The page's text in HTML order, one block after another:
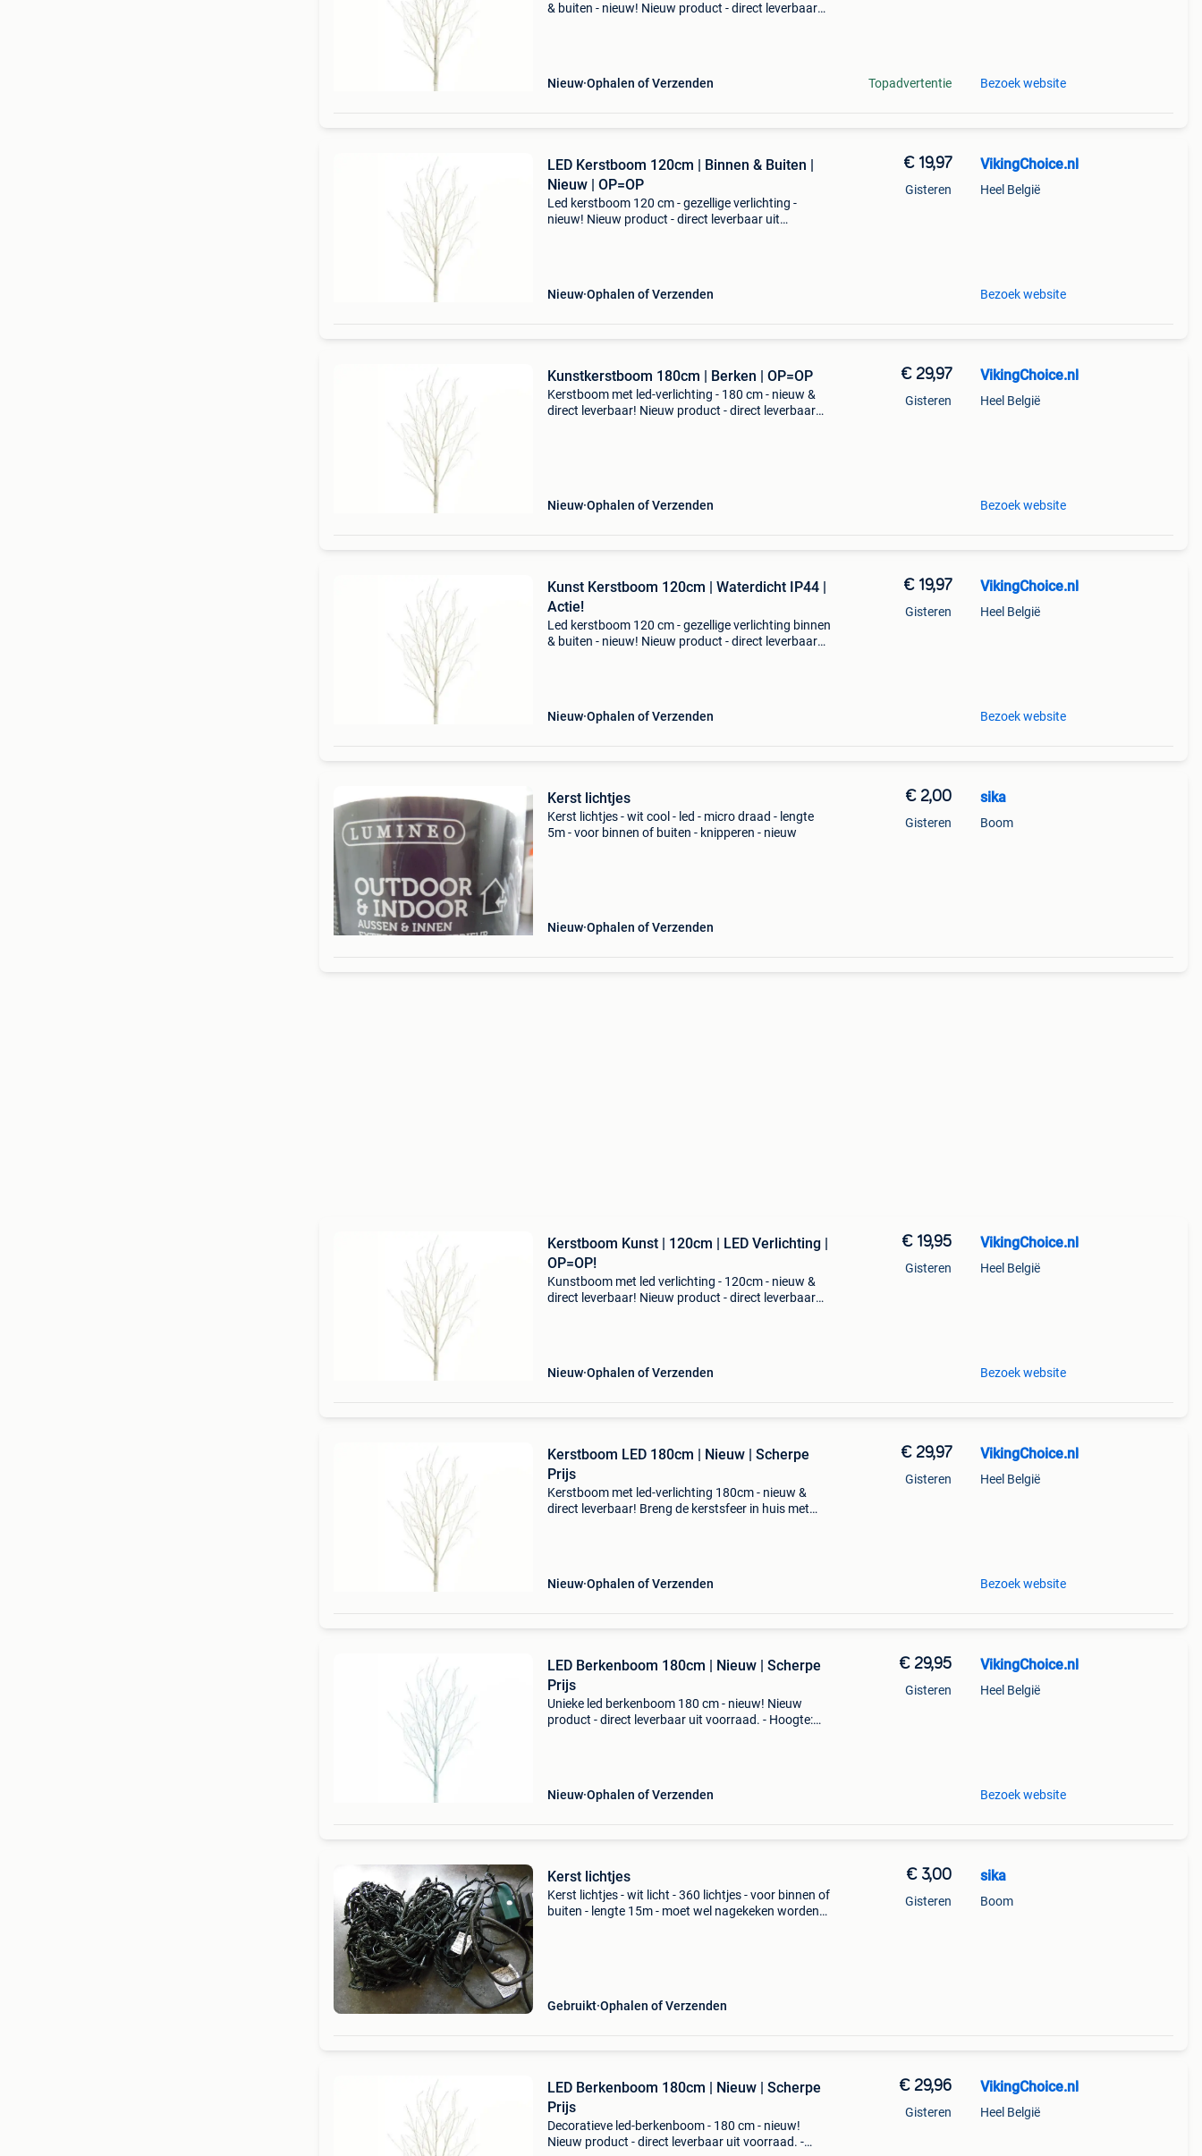
& buiten - nieuw! Nieuw product - direct leverbaar
Nieuw Ophalen of Verzenden Topadvertentie Bezoek website
LED Kerstboom 120cm | Binnen & Buiten |
Nieuw | OP=OP
Led kerstboom 120 cm - gezellige verlichting -
nieuw! Nieuw product - direct leverbaar uit
Nieuw Ophalen of Verzenden
€ 19,97
Gisteren
VikingChoice.nl
Heel België
Bezoek website
Kunstkerstboom 180cm | Berken | OP=OP
Kerstboom met led-verlichting - 180 cm - nieuw &
direct leverbaar! Nieuw product - direct leverbaar
Nieuw Ophalen of Verzenden
€ 29,97
Gisteren
VikingChoice.nl
Heel België
Bezoek website
Kunst Kerstboom 120cm | Waterdicht IP44 |
Actie!
Led kerstboom 120 cm - gezellige verlichting binnen
& buiten - nieuw! Nieuw product - direct leverbaar
Nieuw Ophalen of Verzenden
€ 19,97
Gisteren
VikingChoice.nl
Heel België
Bezoek website
Kerst lichtjes
Kerst lichtjes - wit cool - led - micro draad - lengte
5m - voor binnen of buiten - knipperen - nieuw
Nieuw Ophalen of Verzenden
€ 2,00
Gisteren
sika
Boom
Kerstboom Kunst | 120cm | LED Verlichting |
OP=OP!
Kunstboom met led verlichting - 120cm - nieuw &
direct leverbaar! Nieuw product - direct leverbaar
Nieuw Ophalen of Verzenden
€ 19,95
Gisteren
VikingChoice.nl
Heel België
Bezoek website
Kerstboom LED 180cm | Nieuw | Scherpe
Prijs
Kerstboom met led-verlichting 180cm - nieuw &
direct leverbaar! Breng de kerstsfeer in huis met
Nieuw Ophalen of Verzenden
€ 29,97
Gisteren
VikingChoice.nl
Heel België
Bezoek website
LED Berkenboom 180cm | Nieuw | Scherpe
Prijs
Unieke led berkenboom 180 cm - nieuw! Nieuw
product - direct leverbaar uit voorraad. - Hoogte:
Nieuw Ophalen of Verzenden
€ 29,95
Gisteren
VikingChoice.nl
Heel België
Bezoek website
Kerst lichtjes
Kerst lichtjes - wit licht - 360 lichtjes - voor binnen of
buiten - lengte 15m - moet wel nagekeken worden
Gebruikt Ophalen of Verzenden
€ 3,00
Gisteren
sika
Boom
LED Berkenboom 180cm | Nieuw | Scherpe
Prijs
Decoratieve led-berkenboom - 180 cm - nieuw!
Nieuw product - direct leverbaar uit voorraad. -
€ 29,96
Gisteren
VikingChoice.nl
Heel België